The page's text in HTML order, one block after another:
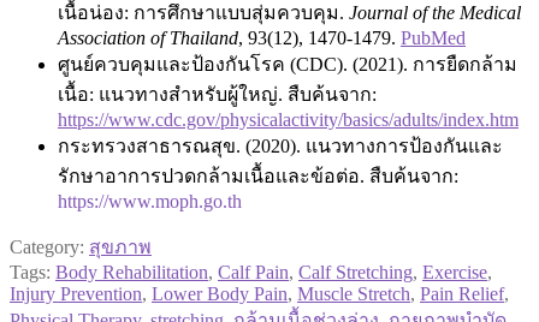
เนื้อน่อง: การศึกษาแบบสุ่มควบคุม. Journal of the Medical
Association of Thailand, 93(12), 1470-1479. PubMed
ศูนย์ควบคุมและป้องกันโรค (CDC). (2021). การยืดกล้าม
เนื้อ: แนวทางสำหรับผู้ใหญ่. สืบค้นจาก:
https://www.cdc.gov/physicalactivity/basics/adults/index.htm
กระทรวงสาธารณสุข. (2020). แนวทางการป้องกันและ
รักษาอาการปวดกล้ามเนื้อและข้อต่อ. สืบค้นจาก:
https://www.moph.go.th
Category: สุขภาพ
Tags: Body Rehabilitation, Calf Pain, Calf Stretching, Exercise,
Injury Prevention, Lower Body Pain, Muscle Stretch, Pain Relief,